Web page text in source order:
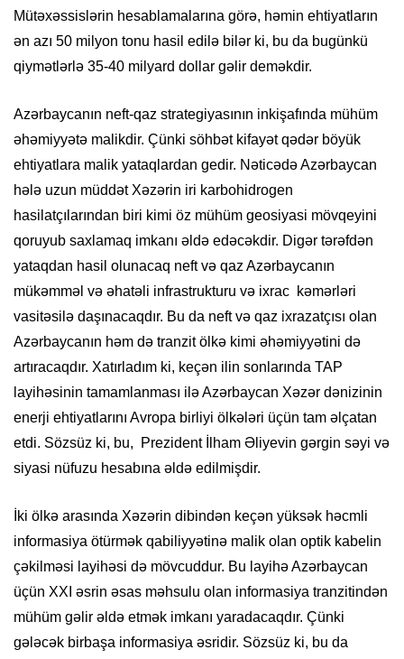
Mütəxəssislərin hesablamalarına görə, həmin ehtiyatların
ən azı 50 milyon tonu hasil edilə bilər ki, bu da bugünkü
qiymətlərlə 35-40 milyard dollar gəlir deməkdir.
Azərbaycanın neft-qaz strategiyasının inkişafında mühüm
əhəmiyyətə malikdir. Çünki söhbət kifayət qədər böyük
ehtiyatlara malik yataqlardan gedir. Nəticədə Azərbaycan
hələ uzun müddət Xəzərin iri karbohidrogen
hasilatçılarından biri kimi öz mühüm geosiyasi mövqeyini
qoruyub saxlamaq imkanı əldə edəcəkdir. Digər tərəfdən
yataqdan hasil olunacaq neft və qaz Azərbaycanın
mükəmməl və əhatəli infrastrukturu və ixrac kəmərləri
vasitəsilə daşınacaqdır. Bu da neft və qaz ixrazatçısı olan
Azərbaycanın həm də tranzit ölkə kimi əhəmiyyətini də
artıracaqdır. Xatırladım ki, keçən ilin sonlarında TAP
layihəsinin tamamlanması ilə Azərbaycan Xəzər dənizinin
enerji ehtiyatlarını Avropa birliyi ölkələri üçün tam əlçatan
etdi. Sözsüz ki, bu, Prezident İlham Əliyevin gərgin səyi və
siyasi nüfuzu hesabına əldə edilmişdir.
İki ölkə arasında Xəzərin dibindən keçən yüksək həcmli
informasiya ötürmək qabiliyyətinə malik olan optik kabelin
çəkilməsi layihəsi də mövcuddur. Bu layihə Azərbaycan
üçün XXI əsrin əsas məhsulu olan informasiya tranzitindən
mühüm gəlir əldə etmək imkanı yaradacaqdır. Çünki
gələcək birbaşa informasiya əsridir. Sözsüz ki, bu da